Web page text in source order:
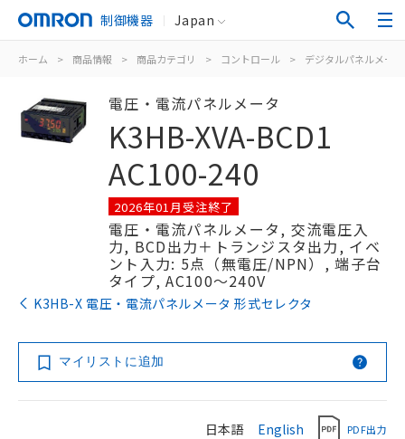
制御機器 Japan
ホーム > 商品情報 > 商品カテゴリ > コントロール > デジタルパネルメータ
電圧・電流パネルメータ
K3HB-XVA-BCD1
AC100-240
2026年01月受注終了
電圧・電流パネルメータ, 交流電圧入
力, BCD出力＋トランジスタ出力, イベ
ント入力: 5点（無電圧/NPN）, 端子台
タイプ, AC100～240V
K3HB-X 電圧・電流パネルメータ 形式セレクタ
マイリストに追加
日本語 English PDF出力